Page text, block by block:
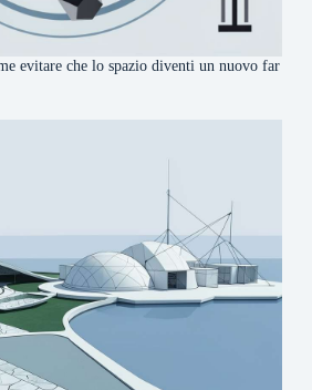
evitare che lo spazio diventi un nuovo far